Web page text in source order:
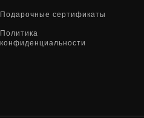
Подарочные сертификаты
Политика
конфиденциальности